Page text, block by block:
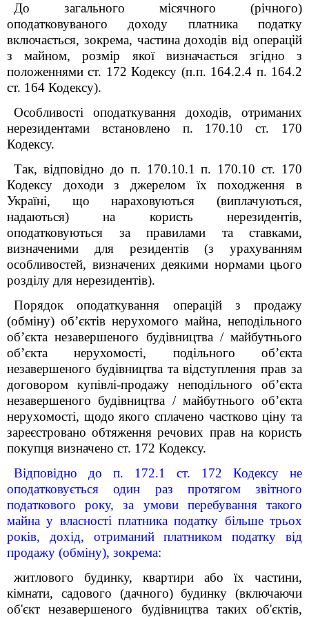
До загального місячного (річного)
оподатковуваного доходу платника податку
включається, зокрема, частина доходів від операцій
з майном, розмір якої визначається згідно з
положеннями ст. 172 Кодексу (п.п. 164.2.4 п. 164.2
ст. 164 Кодексу).
Особливості оподаткування доходів, отриманих
нерезидентами встановлено п. 170.10 ст. 170
Кодексу.
Так, відповідно до п. 170.10.1 п. 170.10 ст. 170
Кодексу доходи з джерелом їх походження в
Україні, що нараховуються (виплачуються,
надаються) на користь нерезидентів,
оподатковуються за правилами та ставками,
визначеними для резидентів (з урахуванням
особливостей, визначених деякими нормами цього
розділу для нерезидентів).
Порядок оподаткування операцій з продажу
(обміну) об’єктів нерухомого майна, неподільного
об’єкта незавершеного будівництва / майбутнього
об’єкта нерухомості, подільного об’єкта
незавершеного будівництва та відступлення прав за
договором купівлі-продажу неподільного об’єкта
незавершеного будівництва / майбутнього об’єкта
нерухомості, щодо якого сплачено частково ціну та
зареєстровано обтяження речових прав на користь
покупця визначено ст. 172 Кодексу.
Відповідно до п. 172.1 ст. 172 Кодексу не
оподатковується один раз протягом звітного
податкового року, за умови перебування такого
майна у власності платника податку більше трьох
років, дохід, отриманий платником податку від
продажу (обміну), зокрема:
житлового будинку, квартири або їх частини,
кімнати, садового (дачного) будинку (включаючи
об'єкт незавершеного будівництва таких об'єктів,